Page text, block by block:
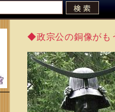
◆政宗公の銅像がも